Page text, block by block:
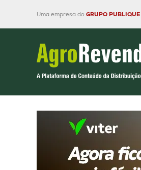
Uma empresa do GRUPO PUBLIQUE